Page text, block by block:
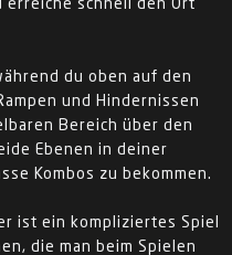
erreiche schnell den Ort
du oben auf den
und Hindernissen
Bereich über den
Ebenen in deiner
Kombos zu bekommen.
ist ein kompliziertes Spiel
die man beim Spielen